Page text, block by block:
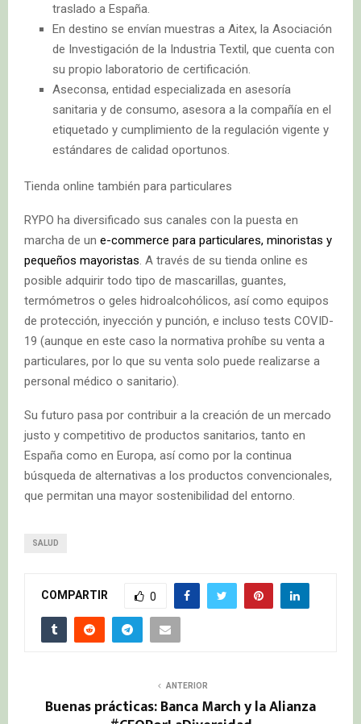
traslado a España.
En destino se envían muestras a Aitex, la Asociación
de Investigación de la Industria Textil, que cuenta con
su propio laboratorio de certificación.
Aseconsa, entidad especializada en asesoría
sanitaria y de consumo, asesora a la compañía en el
etiquetado y cumplimiento de la regulación vigente y
estándares de calidad oportunos.
Tienda online también para particulares
RYPO ha diversificado sus canales con la puesta en
marcha de un e-commerce para particulares, minoristas y
pequeños mayoristas. A través de su tienda online es
posible adquirir todo tipo de mascarillas, guantes,
termómetros o geles hidroalcohólicos, así como equipos
de protección, inyección y punción, e incluso tests COVID-
19 (aunque en este caso la normativa prohíbe su venta a
particulares, por lo que su venta solo puede realizarse a
personal médico o sanitario).
Su futuro pasa por contribuir a la creación de un mercado
justo y competitivo de productos sanitarios, tanto en
España como en Europa, así como por la continua
búsqueda de alternativas a los productos convencionales,
que permitan una mayor sostenibilidad del entorno.
SALUD
COMPARTIR 0
ANTERIOR
Buenas prácticas: Banca March y la Alianza